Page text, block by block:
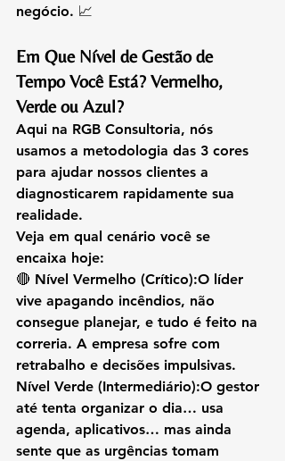
negócio. 📈
Em Que Nível de Gestão de
Tempo Você Está? Vermelho,
Verde ou Azul?
Aqui na RGB Consultoria, nós
usamos a metodologia das 3 cores
para ajudar nossos clientes a
diagnosticarem rapidamente sua
realidade.
Veja em qual cenário você se
encaixa hoje:
🔴 Nível Vermelho (Crítico):O líder
vive apagando incêndios, não
consegue planejar, e tudo é feito na
correria. A empresa sofre com
retrabalho e decisões impulsivas.
Nível Verde (Intermediário):O gestor
até tenta organizar o dia… usa
agenda, aplicativos… mas ainda
sente que as urgências tomam